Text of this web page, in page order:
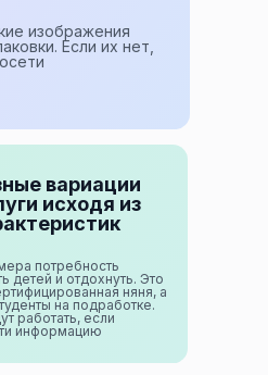
изображения
Если их нет,
вариации
исходя из
потребность
детей и отдохнуть. Это
няня, а
на подработке.
работать, если
информацию